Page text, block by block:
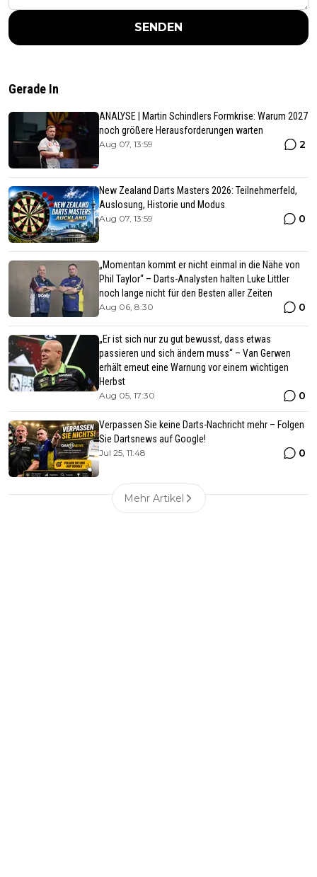
SENDEN
Gerade In
ANALYSE | Martin Schindlers Formkrise: Warum 2027
noch größere Herausforderungen warten
Aug 07, 13:59 2
New Zealand Darts Masters 2026: Teilnehmerfeld,
Auslosung, Historie und Modus
Aug 07, 13:59 0
„Momentan kommt er nicht einmal in die Nähe von
Phil Taylor“ – Darts-Analysten halten Luke Littler
noch lange nicht für den Besten aller Zeiten
Aug 06, 8:30 0
„Er ist sich nur zu gut bewusst, dass etwas
passieren und sich ändern muss“ – Van Gerwen
erhält erneut eine Warnung vor einem wichtigen
Herbst
Aug 05, 17:30 0
Verpassen Sie keine Darts-Nachricht mehr – Folgen
Sie Dartsnews auf Google!
Jul 25, 11:48 0
Mehr Artikel